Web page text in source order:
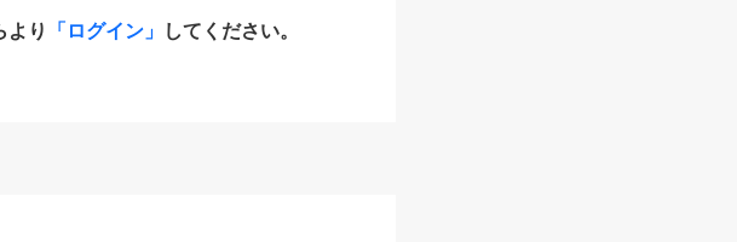
り 「ログイン」 してください。